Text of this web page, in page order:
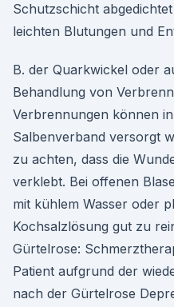
Schutzschicht
leichten Blutungen und
B. der Quarkwickel oder
Behandlung von
Verbrennungen können
Salbenverband versorgt
zu achten, dass die
verklebt. Bei offenen
mit kühlem Wasser oder
Kochsalzlösung gut zu
Gürtelrose:
Patient aufgrund der
nach der Gürtelrose